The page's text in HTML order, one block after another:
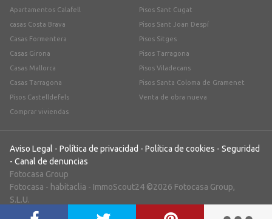
Apartamentos Calafell
casas Costa Brava
Casas Formentera
Casas Girona
Casas Mallorca
Casas Tarragona
Pisos Castelldefels
Comprar viviendas
Pisos Sant Cugat
Pisos Sant Joan Despí
Pisos Sitges
Pisos Tarragona
Pisos Viladecans
Pisos Santa Coloma de Gramenet
Venta de obra nueva
Aviso Legal - Política de privacidad - Política de cookies - Seguridad
- Canal de denuncias
Fotocasa Group
Fotocasa - habitaclia - ImmoScout24 ©2026 Fotocasa Group,
S.L.U.